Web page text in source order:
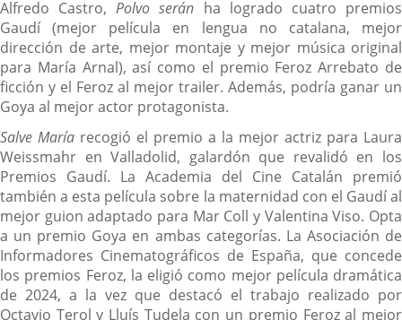
Alfredo Castro,Polvo serán ha logrado cuatro premios
Gaudí (mejor película en lengua no catalana, mejor
dirección de arte, mejor montaje y mejor música original
para María Arnal), así como el premio Feroz Arrebato de
ficción y el Feroz al mejor trailer. Además, podría ganar un
Goya al mejor actor protagonista.
Salve María recogió el premio a la mejor actriz para Laura
Weissmahr en Valladolid, galardón que revalidó en los
Premios Gaudí. La Academia del Cine Catalán premió
también a esta película sobre la maternidad con el Gaudí al
mejor guion adaptado para Mar Coll y Valentina Viso. Opta
a un premio Goya en ambas categorías. La Asociación de
Informadores Cinematográficos de España, que concede
los premios Feroz, la eligió como mejor película dramática
de 2024, a la vez que destacó el trabajo realizado por
Octavio Terol y Lluís Tudela con un premio Feroz al mejor